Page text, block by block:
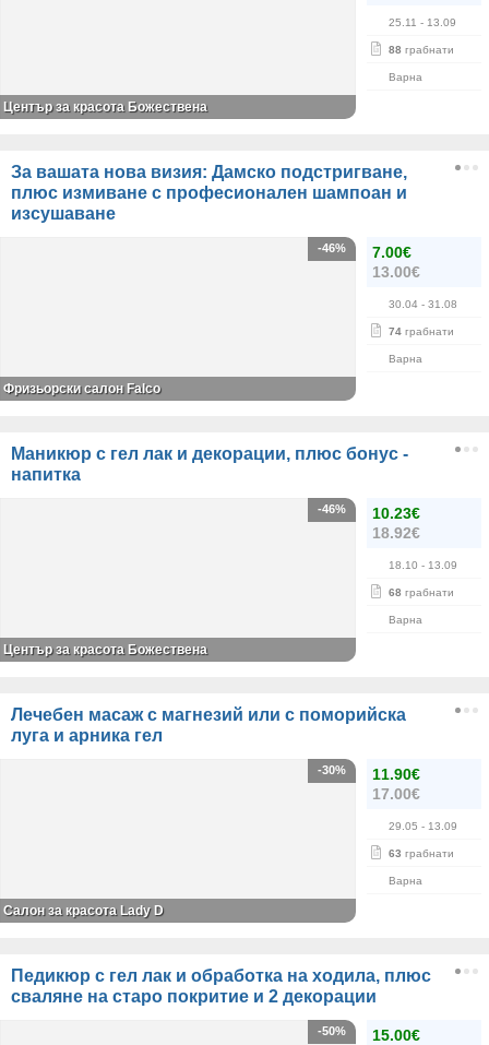
25.11 - 13.09
88 грабнати
Варна
Център за красота Божествена
За вашата нова визия: Дамско подстригване,
плюс измиване с професионален шампоан и
изсушаване
7.00€
13.00€
30.04 - 31.08
74 грабнати
Варна
-46%
Фризьорски салон Falco
Маникюр с гел лак и декорации, плюс бонус -
напитка
10.23€
18.92€
18.10 - 13.09
68 грабнати
Варна
-46%
Център за красота Божествена
Лечебен масаж с магнезий или с поморийска
луга и арника гел
11.90€
17.00€
29.05 - 13.09
63 грабнати
Варна
-30%
Салон за красота Lady D
Педикюр с гел лак и обработка на ходила, плюс
сваляне на старо покритие и 2 декорации
15.00€
-50%